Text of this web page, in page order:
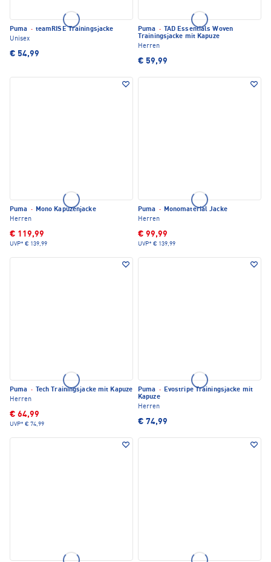
Puma · teamRISE Trainingsjacke
Unisex
€ 54,99
Puma ·
TAD Essentials Woven
Trainingsjacke mit Kapuze
Herren
€ 59,99
Puma · Mono Kapuzenjacke
Herren
€ 119,99
UVP* € 139,99
Puma · Monomaterial Jacke
Herren
€ 99,99
UVP* € 139,99
Puma ·
Tech Trainingsjacke mit Kapuze
Herren
€ 64,99
UVP* € 74,99
Puma · Evostripe Trainingsjacke mit
Kapuze
Herren
€ 74,99